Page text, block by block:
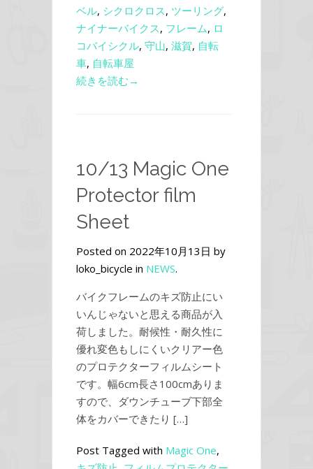
ベル, シクロクロス, ツーリング,
ナイナーバイクス, フレーム, ロ
コバイシクル, 守山, 滋賀, 自転
車, 自転車屋
続きを読む→
10/13 Magic One
Protector film
Sheet
Posted on 2022年10月13日 by
loko_bicycle in NEWS.
バイクフレームのキズ防止にい
いんじゃないと思える商品が入
荷しました。耐候性・耐久性に
優れ変色もしにくいクリアー色
のプロテクターフィルムシート
です。幅6cm長さ100cmありま
すので、ダウンチューブ下部全
体をカバーできたり […]
Post Tagged with Magic One,